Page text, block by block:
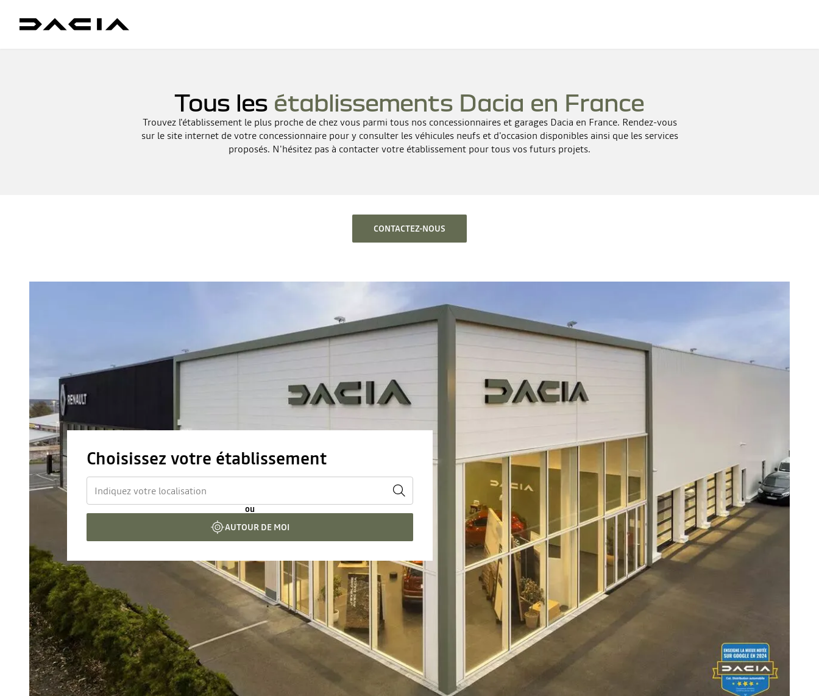
Tous les établissements Dacia en France
Trouvez l'établissement le plus proche de chez vous parmi tous nos concessionnaires et garages Dacia en France. Rendez-vous
sur le site internet de votre concessionnaire pour y consulter les véhicules neufs et d'occasion disponibles ainsi que les services
proposés. N'hésitez pas à contacter votre établissement pour tous vos futurs projets.
CONTACTEZ-NOUS
Choisissez votre établissement
ou
AUTOUR DE MOI